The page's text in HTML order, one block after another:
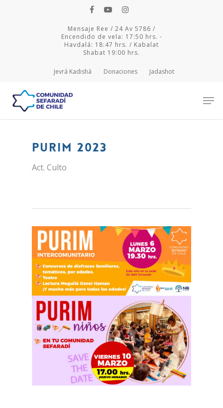
Mensaje Ree / 24 Av 5786 /
Encendido de vela: 17:50 hrs. -
Havdalá: 18:47 hrs. / Kabalat
Shabat 19:00 hrs.
Jevrá Kadishá Donaciones Jadashot
Hit enter to search or ESC to close
Purim 2023
Act. Culto